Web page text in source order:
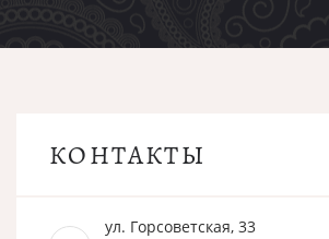
КОНТАКТЫ
ул. Горсоветская, 33